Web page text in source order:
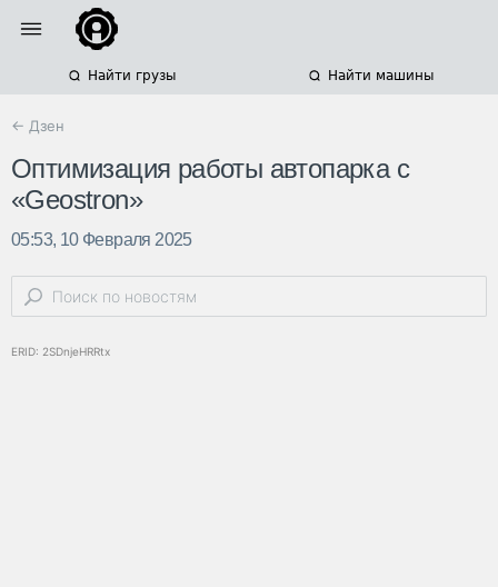
Найти грузы Найти машины
← Дзен
Оптимизация работы автопарка с
«Geostron»
05:53, 10 Февраля 2025
ERID: 2SDnjeHRRtx